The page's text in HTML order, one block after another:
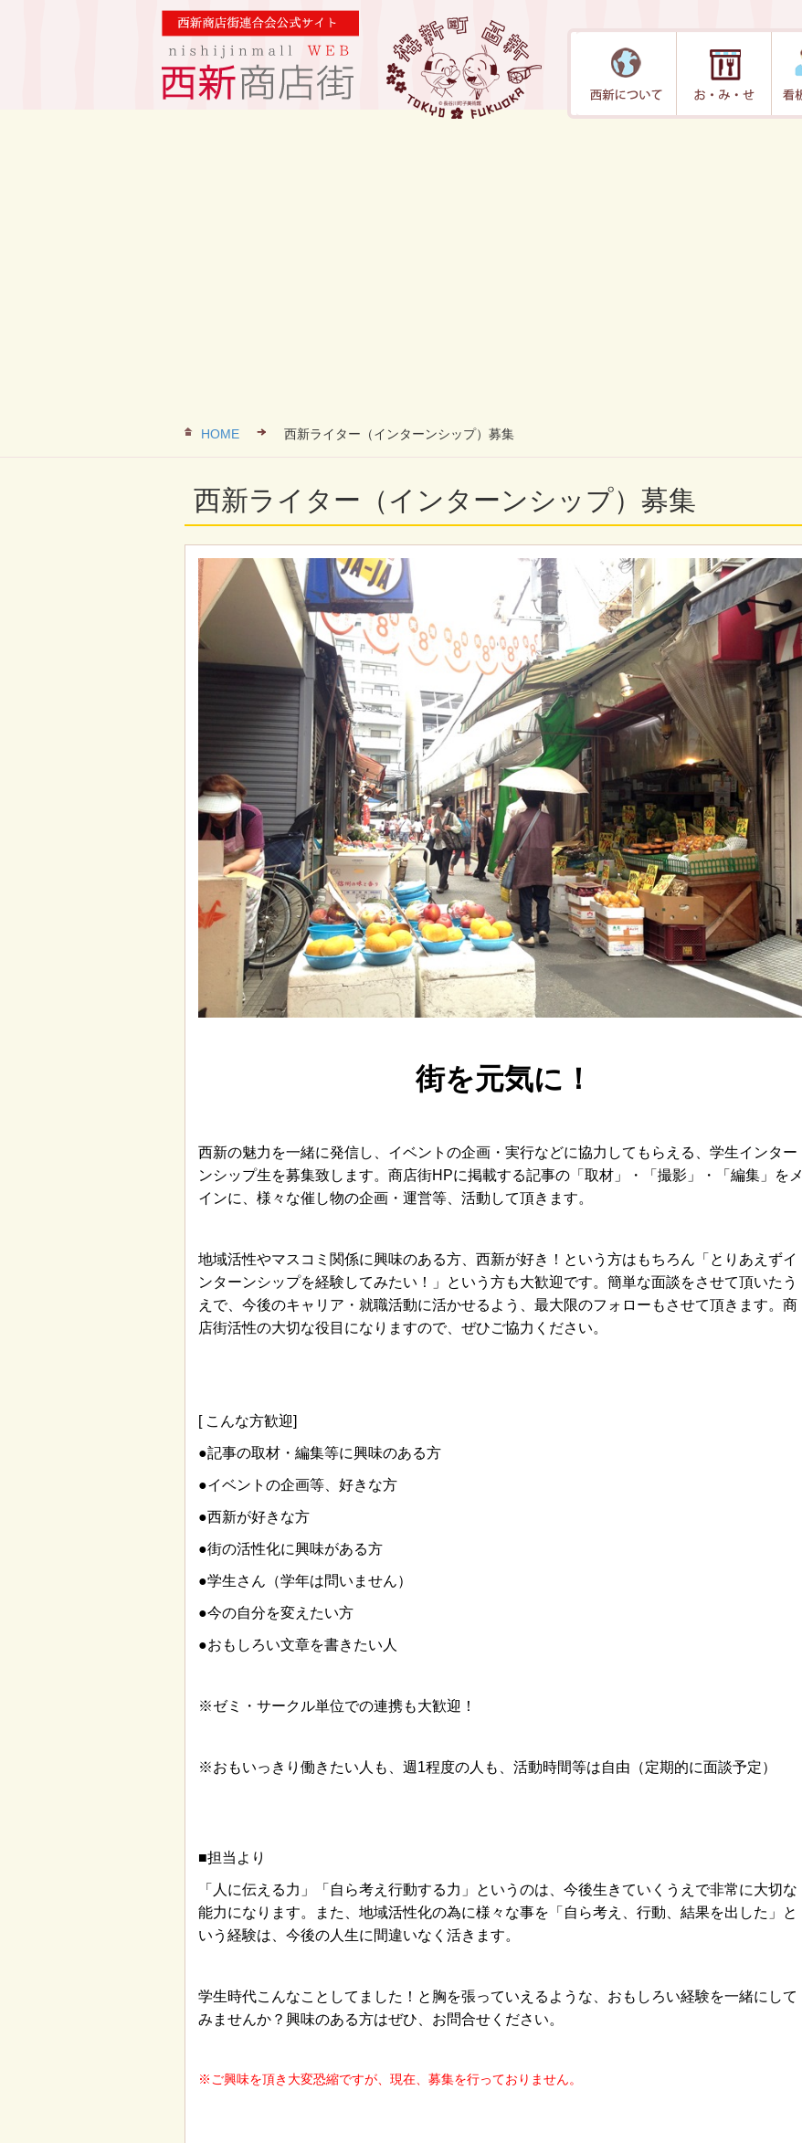
HOME 西新ライター（インターンシップ）募集
西新ライター（インターンシップ）募集
街を元気に！
西新の魅力を一緒に発信し、イベントの企画・実行などに協力してもらえる、学生インター
ンシップ生を募集致します。商店街HPに掲載する記事の「取材」・「撮影」・「編集」をメ
インに、様々な催し物の企画・運営等、活動して頂きます。
地域活性やマスコミ関係に興味のある方、西新が好き！という方はもちろん「とりあえずイ
ンターンシップを経験してみたい！」という方も大歓迎です。簡単な面談をさせて頂いたう
えで、今後のキャリア・就職活動に活かせるよう、最大限のフォローもさせて頂きます。 商
店街活性の大切な役目になりますので、ぜひご協力ください。
[ こんな方歓迎]
●記事の取材・編集等に興味のある方
●イベントの企画等、好きな方
●西新が好きな方
●街の活性化に興味がある方
●学生さん（学年は問いません）
●今の自分を変えたい方
●おもしろい文章を書きたい人
※ゼミ・サークル単位での連携も大歓迎！
※おもいっきり働きたい人も、週1程度の人も、活動時間等は自由（定期的に面談予定）
■担当より
「人に伝える力」「自ら考え行動する力」というのは、今後生きていくうえで非常に大切な
能力になります。また、地域活性化の為に様々な事を「自ら考え、行動、結果を出した」と
いう経験は、今後の人生に間違いなく活きます。
学生時代こんなことしてました！と胸を張っていえるような、おもしろい経験を一緒にして
みませんか？興味のある方はぜひ、お問合せください。
※ご興味を頂き大変恐縮ですが、現在、募集を行っておりません。